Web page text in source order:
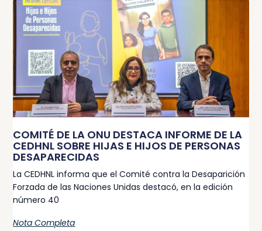
COMITÉ DE LA ONU DESTACA INFORME DE LA
CEDHNL SOBRE HIJAS E HIJOS DE PERSONAS
DESAPARECIDAS
La CEDHNL informa que el Comité contra la Desaparición
Forzada de las Naciones Unidas destacó, en la edición
número 40
Nota Completa